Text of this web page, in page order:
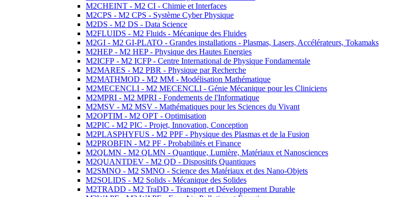
M2CHEINT - M2 CI - Chimie et Interfaces
M2CPS - M2 CPS - Système Cyber Physique
M2DS - M2 DS - Data Science
M2FLUIDS - M2 Fluids - Mécanique des Fluides
M2GI - M2 GI-PLATO - Grandes installations - Plasmas, Lasers, Accélérateurs, Tokamaks
M2HEP - M2 HEP - Physique des Hautes Energies
M2ICFP - M2 ICFP - Centre International de Physique Fondamentale
M2MARES - M2 PBR - Physique par Recherche
M2MATHMOD - M2 MM - Modélisation Mathématique
M2MECENCLI - M2 MECENCLI - Génie Mécanique pour les Cliniciens
M2MPRI - M2 MPRI - Fondements de l'Informatique
M2MSV - M2 MSV - Mathématiques pour les Sciences du Vivant
M2OPTIM - M2 OPT - Optimisation
M2PIC - M2 PIC - Projet, Innovation, Conception
M2PLASPHYFUS - M2 PPF - Physique des Plasmas et de la Fusion
M2PROBFIN - M2 PF - Probabilités et Finance
M2QLMN - M2 QLMN - Quantique, Lumière, Matériaux et Nanosciences
M2QUANTDEV - M2 QD - Dispositifs Quantiques
M2SMNO - M2 SMNO - Science des Matériaux et des Nano-Objets
M2SOLIDS - M2 Solids - Mécanique des Solides
M2TRADD - M2 TraDD - Transport et Développement Durable